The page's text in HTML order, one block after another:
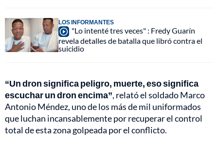
LOS INFORMANTES
"Lo intenté tres veces" : Fredy Guarín
revela detalles de batalla que libró contra el
suicidio
“Un dron significa peligro, muerte, eso significa
escuchar un dron encima”, relató el soldado Marco
Antonio Méndez, uno de los más de mil uniformados
que luchan incansablemente por recuperar el control
total de esta zona golpeada por el conflicto.